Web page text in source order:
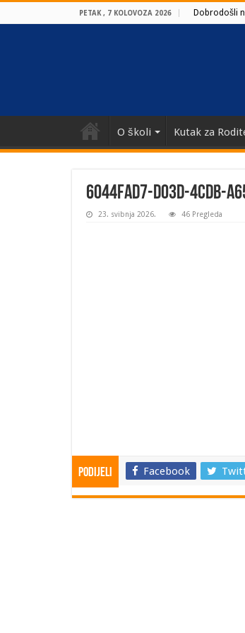
PETAK , 7 KOLOVOZA 2026 Dobrodošli
O školi Kutak za
6044fad7-d03d-4cdb-
23. svibnja 2026. 46 Pregleda
Podijeli Facebook